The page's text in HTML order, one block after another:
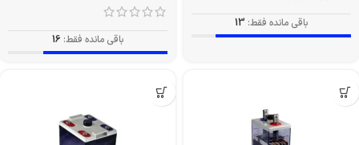
باقی مانده فقط: 13
باقی مانده فقط: 16